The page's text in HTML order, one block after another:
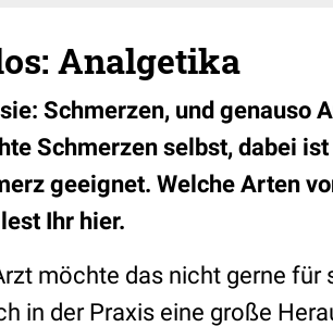
Analgetika
Schmerzen, und genauso
Schmerzen selbst, dabei
geeignet. Welche Arten
Ihr hier.
möchte das nicht gerne für
in der Praxis eine große